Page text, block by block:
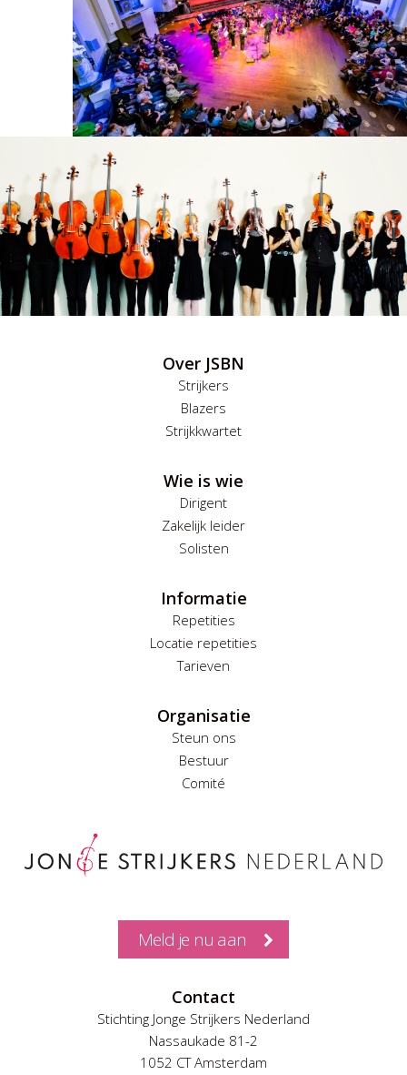
Over JSBN
Strijkers
Blazers
Strijkkwartet
Wie is wie
Dirigent
Zakelijk leider
Solisten
Informatie
Repetities
Locatie repetities
Tarieven
Organisatie
Steun ons
Bestuur
Comité
Meld je nu aan
Contact
Stichting Jonge Strijkers Nederland
Nassaukade 81-2
1052 CT Amsterdam